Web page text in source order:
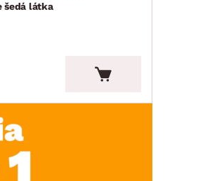
šedá látka